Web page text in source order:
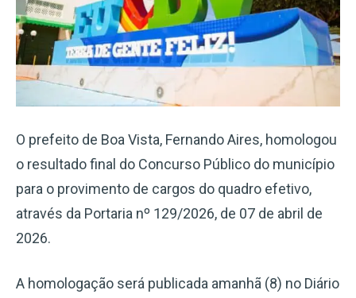
O prefeito de Boa Vista, Fernando Aires, homologou
o resultado final do Concurso Público do município
para o provimento de cargos do quadro efetivo,
através da Portaria nº 129/2026, de 07 de abril de
2026.
A homologação será publicada amanhã (8) no Diário